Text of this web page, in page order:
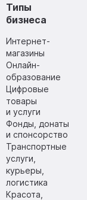
Типы
бизнеса
Интернет-
магазины
Онлайн-
образование
Цифровые
товары
и услуги
Фонды, донаты
и спонсорство
Транспортные
услуги,
курьеры,
логистика
Красота,